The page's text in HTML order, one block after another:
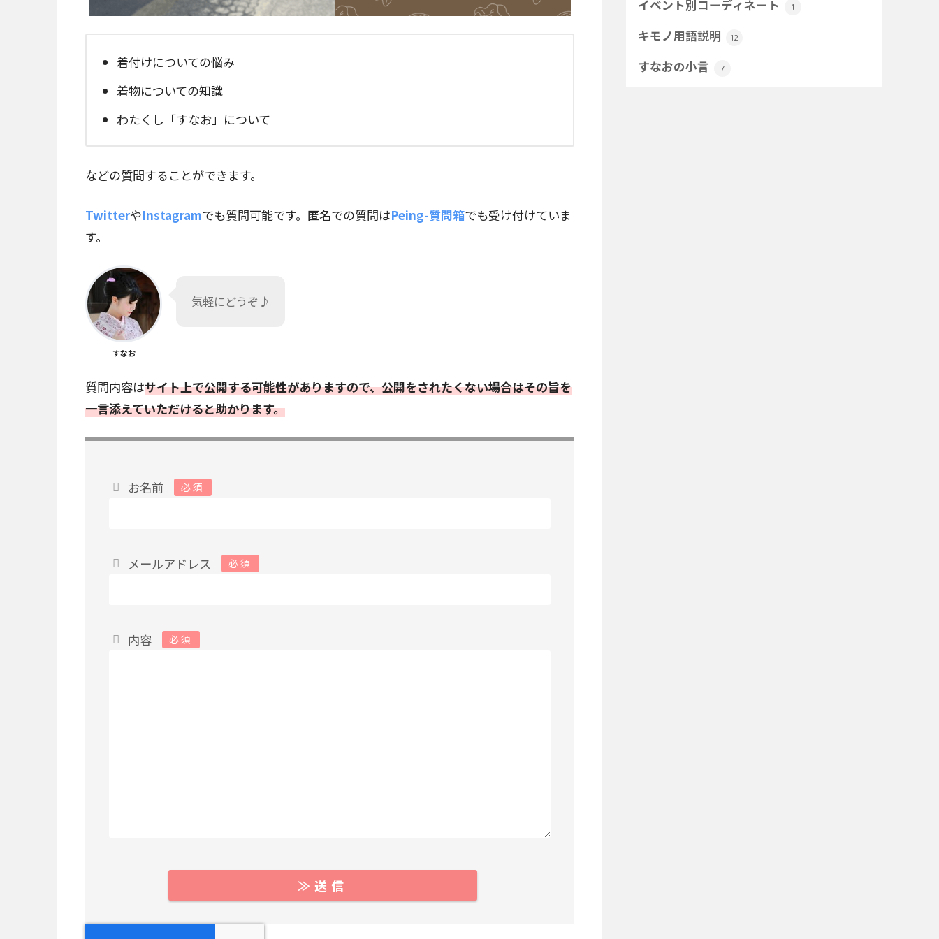
着付けについての悩み
着物についての知識
わたくし「すなお」について
などの質問することができます。
TwitterやInstagramでも質問可能です。匿名での質問はPeing-質問箱でも受け付けていま
す。
すなお
気軽にどうぞ♪
質問内容はサイト上で公開する可能性がありますので、公開をされたくない場合はその旨を
一言添えていただけると助かります。
お名前 必須
メールアドレス 必須
内容 必須
イベント別コーディネート 1
キモノ用語説明 12
すなおの小言 7